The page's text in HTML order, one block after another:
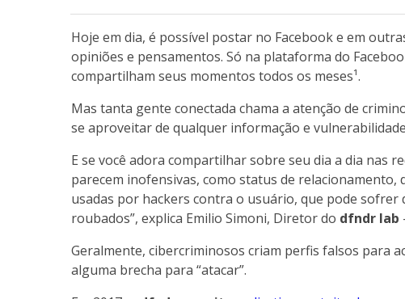
Hoje em dia, é possível postar no Facebook e em
opiniões e pensamentos. Só na plataforma do
compartilham seus momentos todos os meses¹.
Mas tanta gente conectada chama a atenção de
se aproveitar de qualquer informação e
E se você adora compartilhar sobre seu dia a dia nas
parecem inofensivas, como status de
usadas por hackers contra o usuário, que pode sofrer
roubados”, explica Emilio Simoni, Diretor do dfndr lab
Geralmente, cibercriminosos criam perfis falsos para
alguma brecha para “atacar”.